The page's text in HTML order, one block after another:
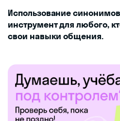
Использование
инструмент для любого,
свои навыки общения.